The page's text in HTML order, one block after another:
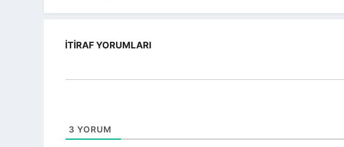
İTIRAF YORUMLARI
3 YORUM